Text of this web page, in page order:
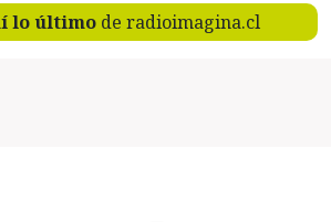
lo últimode radioimagina.cl